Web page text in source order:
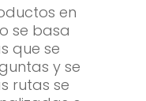
en
se basa
que se
y se
rutas se